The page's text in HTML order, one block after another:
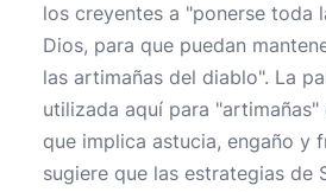
los creyentes a "ponerse toda
Dios, para que puedan
las artimañas del diablo". La
utilizada aquí para "artimañas"
que implica astucia, engaño y
sugiere que las estrategias de